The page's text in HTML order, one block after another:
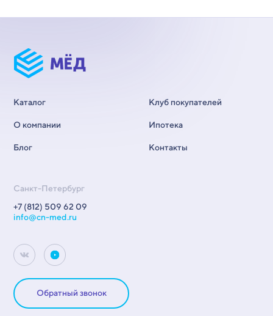
Каталог
О компании
Блог
Клуб покупателей
Ипотека
Контакты
Санкт-Петербург
+7 (812) 509 62 09
info@cn-med.ru
Обратный звонок